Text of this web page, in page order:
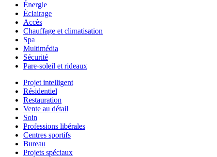
Énergie
Éclairage
Accès
Chauffage et climatisation
Spa
Multimédia
Sécurité
Pare-soleil et rideaux
Projet intelligent
Résidentiel
Restauration
Vente au détail
Soin
Professions libérales
Centres sportifs
Bureau
Projets spéciaux